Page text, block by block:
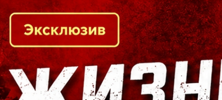
Кто есть кто в Байкальском регионе